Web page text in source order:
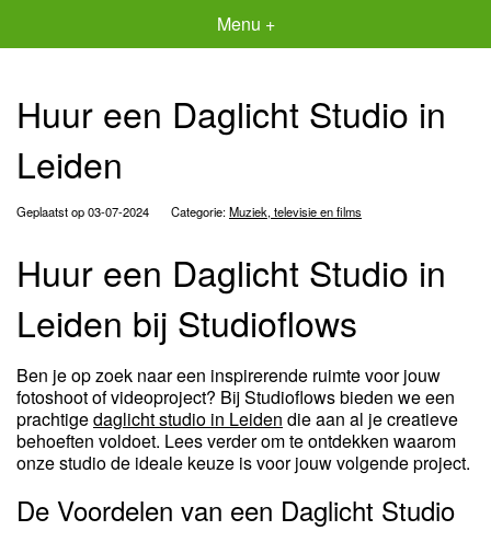
Menu +
Huur een Daglicht Studio in
Leiden
Geplaatst op 03-07-2024 Categorie:Muziek, televisie en films
Huur een Daglicht Studio in
Leiden bij Studioflows
Ben je op zoek naar een inspirerende ruimte voor jouw
fotoshoot of videoproject? Bij Studioflows bieden we een
prachtigedaglicht studio in Leiden die aan al je creatieve
behoeften voldoet. Lees verder om te ontdekken waarom
onze studio de ideale keuze is voor jouw volgende project.
De Voordelen van een Daglicht Studio